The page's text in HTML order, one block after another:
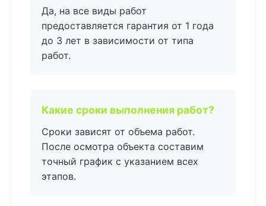
Да, на все виды работ
предоставляется гарантия от 1 года
до 3 лет в зависимости от типа
работ.
Какие сроки выполнения работ?
Сроки зависят от объема работ.
После осмотра объекта составим
точный график с указанием всех
этапов.